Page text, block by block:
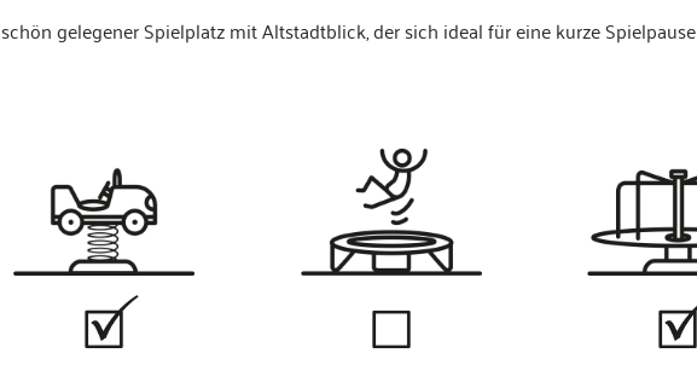
gelegener Spielplatz mit Altstadtblick, der sich ideal für eine kurze Spielpause